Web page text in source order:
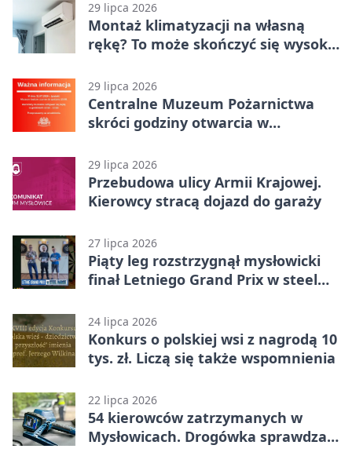
29 lipca 2026
Montaż klimatyzacji na własną
rękę? To może skończyć się wysoką
29 lipca 2026
Centralne Muzeum Pożarnictwa
skróci godziny otwarcia w
29 lipca 2026
Przebudowa ulicy Armii Krajowej.
Kierowcy stracą dojazd do garaży
27 lipca 2026
Piąty leg rozstrzygnął mysłowicki
finał Letniego Grand Prix w steel
24 lipca 2026
Konkurs o polskiej wsi z nagrodą 10
tys. zł. Liczą się także wspomnienia
22 lipca 2026
54 kierowców zatrzymanych w
Mysłowicach. Drogówka sprawdzała